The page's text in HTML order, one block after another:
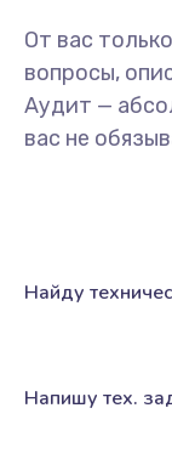
От вас
вопросы,
Аудит —
вас не
Найду
Напишу тех.